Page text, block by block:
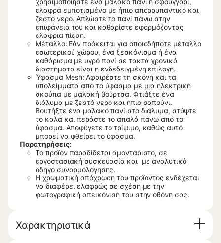
χρησιμοποιήστε ένα μαλακό πανί ή σφουγγάρι,
ελαφρά εμποτισμένο με ήπιο απορρυπαντικό και
ζεστό νερό. Απλώστε το πανί πάνω στην
επιφάνεια του και καθαρίστε εφαρμόζοντας
ελαφριά πίεση.
Μέταλλο: Εάν πρόκειται για οποιοδήποτε μέταλλο
εσωτερικού χώρου, ένα ξεσκόνισμα ή ένα
καθάρισμα με υγρό πανί σε τακτά χρονικά
διαστήματα είναι η ενδεδειγμένη επιλογή.
Ύφασμα Mesh: Αφαιρέστε τη σκόνη και τα
υπολείμματα από το ύφασμα με μια ηλεκτρική
σκούπα με μαλακή βούρτσα. Φτιάξτε ένα
διάλυμα με ζεστό νερό και ήπιο σαπούνι.
Βουτήξτε ένα μαλακό πανί στο διάλυμα, στύψτε
το καλά και περάστε το απαλά πάνω από το
ύφασμα. Αποφύγετε το τρίψιμο, καθώς αυτό
μπορεί να φθείρει το ύφασμα.
Παρατηρήσεις:
Το προϊόν παραδίδεται αμοντάριστο, σε
εργοστασιακή συσκευασία και με αναλυτικό
οδηγό συναρμολόγησης.
Η χρωματική απόχρωση του προϊόντος ενδέχεται
να διαφέρει ελαφρώς σε σχέση με την
φωτογραφική απεικόνισή του στην οθόνη σας.
Χαρακτηριστικά